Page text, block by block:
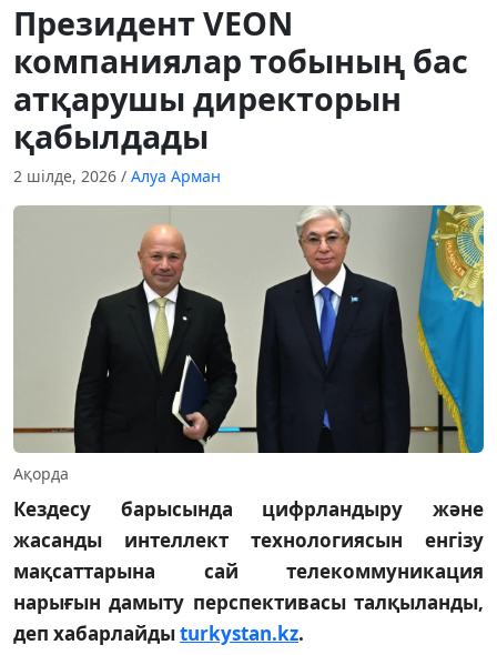
Президент VEON
компаниялар тобының бас
атқарушы директорын
қабылдады
2 шілде, 2026 / Алуа Арман
Ақорда
Кездесу барысында цифрландыру және
жасанды интеллект технологиясын енгізу
мақсаттарына сай телекоммуникация
нарығын дамыту перспективасы талқыланды,
деп хабарлайдыturkystan.kz.